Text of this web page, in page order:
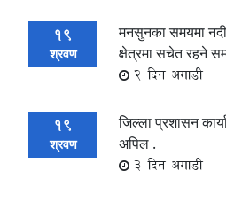
19
श्रवण
मनसुनका समयमा
क्षेत्रमा सचेत रहने
2 दिन अगाडी
19
श्रवण
जिल्ला प्रशासन
अपिल .
3 दिन अगाडी